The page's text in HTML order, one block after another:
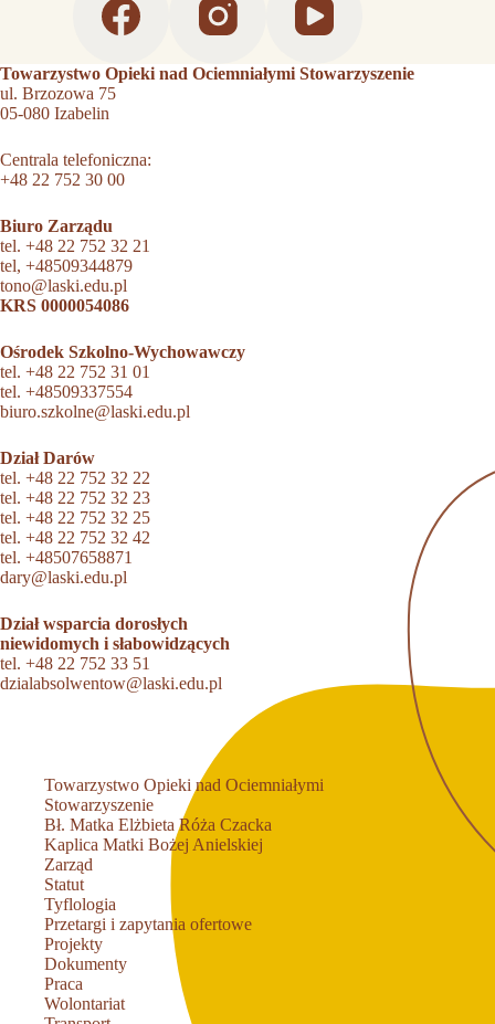
Towarzystwo Opieki nad Ociemniałymi Stowarzyszenie
ul. Brzozowa 75
05-080 Izabelin
Centrala telefoniczna:
+48 22 752 30 00
Biuro Zarządu
tel. +48 22 752 32 21
tel, +48509344879
tono@laski.edu.pl
KRS 0000054086
Ośrodek Szkolno-Wychowawczy
tel. +48 22 752 31 01
tel. +48509337554
biuro.szkolne@laski.edu.pl
Dział Darów
tel. +48 22 752 32 22
tel. +48 22 752 32 23
tel. +48 22 752 32 25
tel. +48 22 752 32 42
tel. +48507658871
dary@laski.edu.pl
Dział wsparcia dorosłych
niewidomych i słabowidzących
tel. +48 22 752 33 51
dzialabsolwentow@laski.edu.pl
Towarzystwo Opieki nad Ociemniałymi
Stowarzyszenie
Bł. Matka Elżbieta Róża Czacka
Kaplica Matki Bożej Anielskiej
Zarząd
Statut
Tyflologia
Przetargi i zapytania ofertowe
Projekty
Dokumenty
Praca
Wolontariat